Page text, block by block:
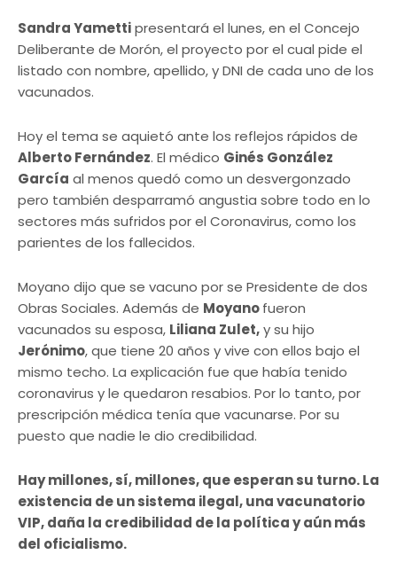
Sandra Yamettipresentará el lunes, en el Concejo
Deliberante de Morón, el proyecto por el cual pide el
listado con nombre, apellido, y DNI de cada uno de los
vacunados.
Hoy el tema se aquietó ante los reflejos rápidos de
Alberto Fernández. El médico Ginés González
García al menos quedó como un desvergonzado
pero también desparramó angustia sobre todo en lo
sectores más sufridos por el Coronavirus, como los
parientes de los fallecidos.
Moyano dijo que se vacuno por se Presidente de dos
Obras Sociales. Además de Moyanofueron
vacunados su esposa, Liliana Zulet,y su hijo
Jerónimo, que tiene 20 años y vive con ellos bajo el
mismo techo. La explicación fue que había tenido
coronavirus y le quedaron resabios. Por lo tanto, por
prescripción médica tenía que vacunarse. Por su
puesto que nadie le dio credibilidad.
Hay millones, sí, millones, que esperan su turno. La
existencia de un sistema ilegal, una vacunatorio
VIP, daña la credibilidad de la política y aún más
del oficialismo.